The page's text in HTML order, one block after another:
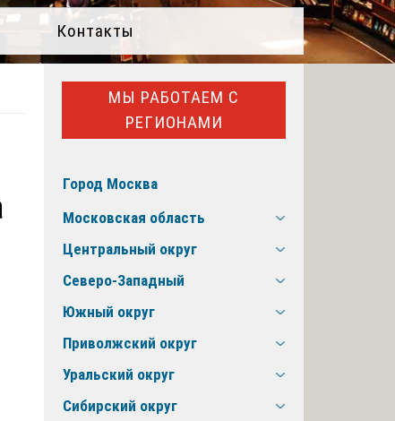
Контакты
МЫ РАБОТАЕМ С
РЕГИОНАМИ
Город Москва
Московская область
Центральный округ
Северо-Западный
Южный округ
Приволжский округ
Уральский округ
Сибирский округ